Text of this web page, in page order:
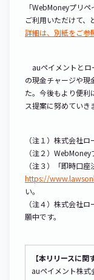
「WebMoneyプリ
ご利用いただけて、
詳細は、別紙をご参
auペイメントとロ
の現金チャージや現
た。今後もより便利
ス提案に努めていき
（注１）株式会社
（注２）
（注３）「即時口
https://
い。
（注４）株式会社
願中です。
【本リリースに関
auペイメント株